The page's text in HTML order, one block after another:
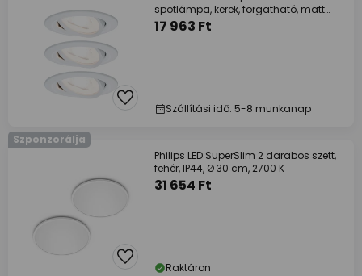
spotlámpa, kerek, forgatható, matt
fehér, GU10, 2700K
17 963 Ft
Szállítási idő: 5-8 munkanap
Szponzorálja
Philips LED SuperSlim 2 darabos szett,
fehér, IP44, Ø 30 cm, 2700 K
31 654 Ft
Raktáron